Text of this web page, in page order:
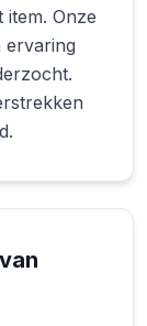
Onze
ervaring